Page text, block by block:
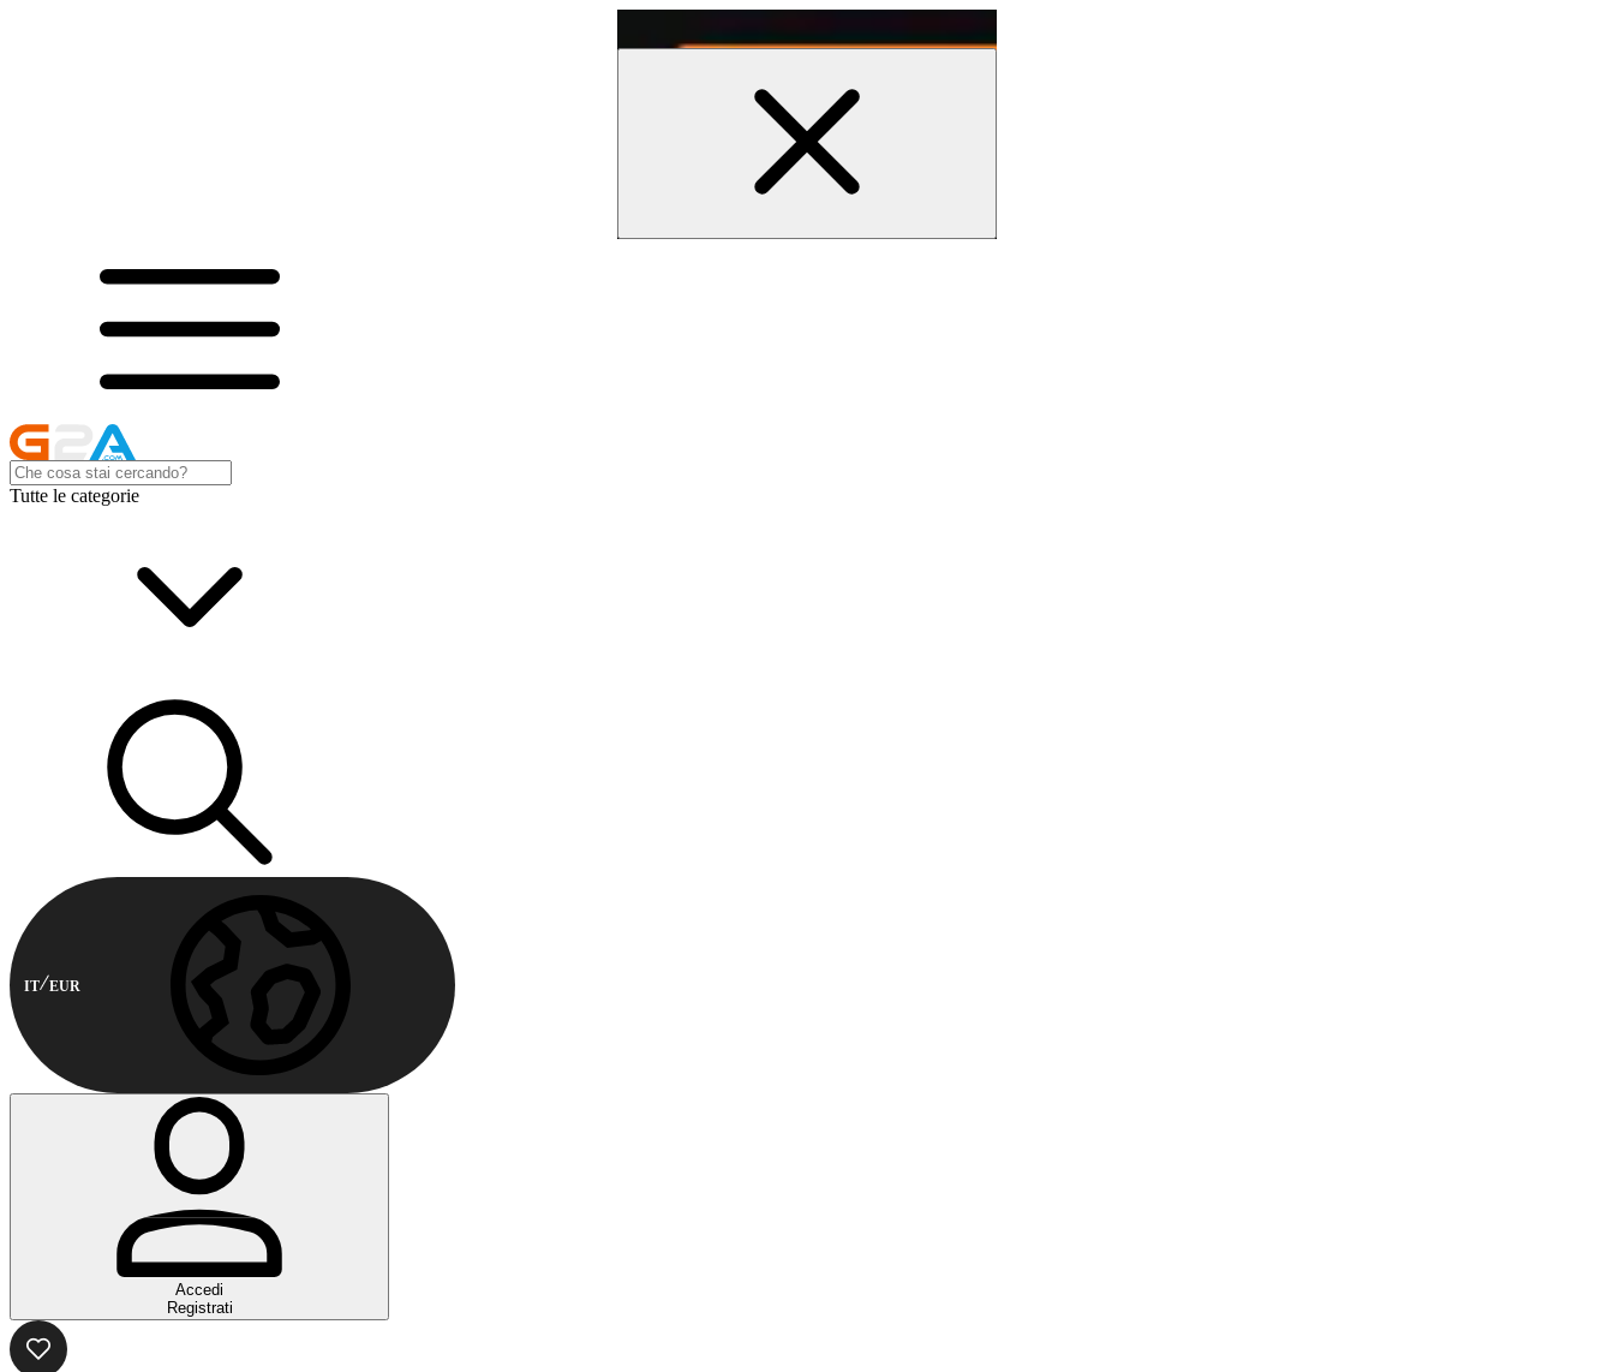
Tutte le categorie
IT EUR
Accedi
Registrati